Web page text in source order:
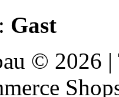
Gast
© 2026